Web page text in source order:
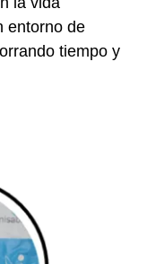
entorno de
tiempo y